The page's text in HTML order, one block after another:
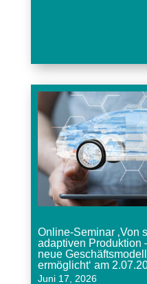
Online-Seminar ‚Von
adaptiven Produktion
neue
ermöglicht‘ am
Juni 17, 2026